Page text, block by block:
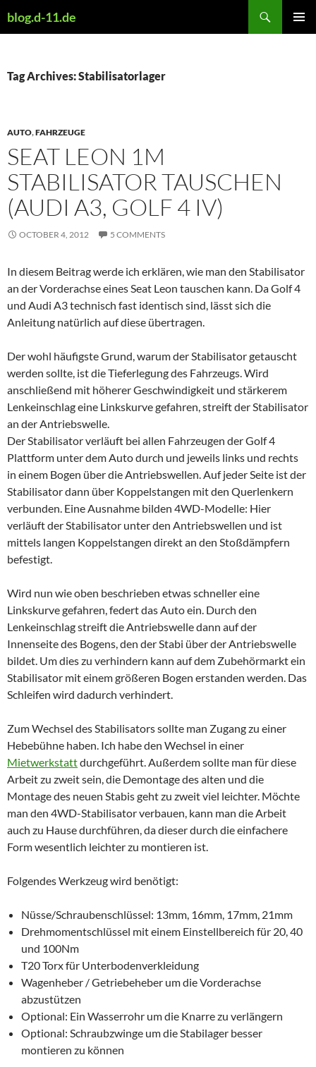
toblog.d-11.de
Tag Archives: Stabilisatorlager
AUTO,FAHRZEUGE
SEAT LEON 1M
STABILISATOR TAUSCHEN
(AUDI A3, GOLF 4 IV)
OCTOBER 4, 2012 5 COMMENTS
In diesem Beitrag werde ich erklären, wie man den Stabilisator
an der Vorderachse eines Seat Leon tauschen kann. Da Golf 4
und Audi A3 technisch fast identisch sind, lässt sich die
Anleitung natürlich auf diese übertragen.
Der wohl häufigste Grund, warum der Stabilisator getauscht
werden sollte, ist die Tieferlegung des Fahrzeugs. Wird
anschließend mit höherer Geschwindigkeit und stärkerem
Lenkeinschlag eine Linkskurve gefahren, streift der Stabilisator
an der Antriebswelle.
Der Stabilisator verläuft bei allen Fahrzeugen der Golf 4
Plattform unter dem Auto durch und jeweils links und rechts
in einem Bogen über die Antriebswellen. Auf jeder Seite ist der
Stabilisator dann über Koppelstangen mit den Querlenkern
verbunden. Eine Ausnahme bilden 4WD-Modelle: Hier
verläuft der Stabilisator unter den Antriebswellen und ist
mittels langen Koppelstangen direkt an den Stoßdämpfern
befestigt.
Wird nun wie oben beschrieben etwas schneller eine
Linkskurve gefahren, federt das Auto ein. Durch den
Lenkeinschlag streift die Antriebswelle dann auf der
Innenseite des Bogens, den der Stabi über der Antriebswelle
bildet. Um dies zu verhindern kann auf dem Zubehörmarkt ein
Stabilisator mit einem größeren Bogen erstanden werden. Das
Schleifen wird dadurch verhindert.
Zum Wechsel des Stabilisators sollte man Zugang zu einer
Hebebühne haben. Ich habe den Wechsel in einer
Mietwerkstattdurchgeführt. Außerdem sollte man für diese
Arbeit zu zweit sein, die Demontage des alten und die
Montage des neuen Stabis geht zu zweit viel leichter. Möchte
man den 4WD-Stabilisator verbauen, kann man die Arbeit
auch zu Hause durchführen, da dieser durch die einfachere
Form wesentlich leichter zu montieren ist.
Folgendes Werkzeug wird benötigt:
Nüsse/Schraubenschlüssel: 13mm, 16mm, 17mm, 21mm
Drehmomentschlüssel mit einem Einstellbereich für 20, 40
und 100Nm
T20 Torx für Unterbodenverkleidung
Wagenheber / Getriebeheber um die Vorderachse
abzustützen
Optional: Ein Wasserrohr um die Knarre zu verlängern
Optional: Schraubzwinge um die Stabilager besser
montieren zu können